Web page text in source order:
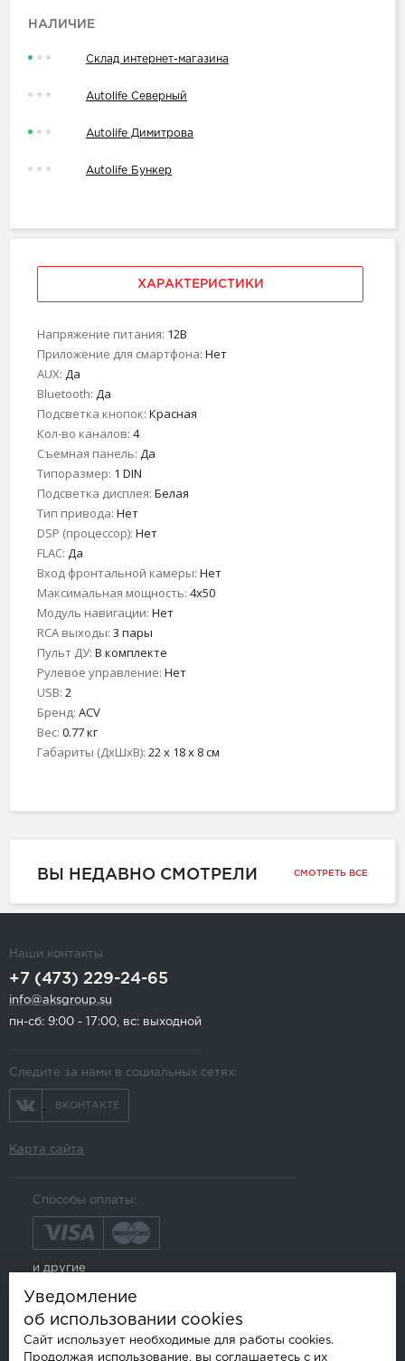
НАЛИЧИЕ
Склад интернет-магазина
Autolife Северный
Autolife Димитрова
Autolife Бункер
ХАРАКТЕРИСТИКИ
Напряжение питания: 12В
Приложение для смартфона: Нет
AUX: Да
Bluetooth: Да
Подсветка кнопок: Красная
Кол-во каналов: 4
Съемная панель: Да
Типоразмер: 1 DIN
Подсветка дисплея: Белая
Тип привода: Нет
DSP (процессор): Нет
FLAC: Да
Вход фронтальной камеры: Нет
Максимальная мощность: 4x50
Модуль навигации: Нет
RCA выходы: 3 пары
Пульт ДУ: В комплекте
Рулевое управление: Нет
USB: 2
Бренд: ACV
Вес: 0.77 кг
Габариты (ДхШхВ): 22 x 18 x 8 см
ВЫ НЕДАВНО СМОТРЕЛИ СМОТРЕТЬ ВСЕ
Наши контакты
+7 (473) 229-24-65
info@aksgroup.su
пн-сб: 9:00 - 17:00, вс: выходной
Следите за нами в социальных сетях:
ВКОНТАКТЕ
Карта сайта
Способы оплаты:
и другие
Уведомление
об использовании cookies
Сайт использует необходимые для работы cookies.
Продолжая использование, вы соглашаетесь с их